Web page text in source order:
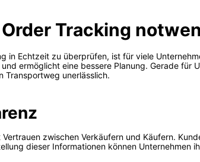
Tracking
in Echtzeit zu überprüfen, ist für viele
ermöglicht eine bessere Planung. Gerade
Transportweg unerlässlich.
zwischen Verkäufern und Käufern.
dieser Informationen können